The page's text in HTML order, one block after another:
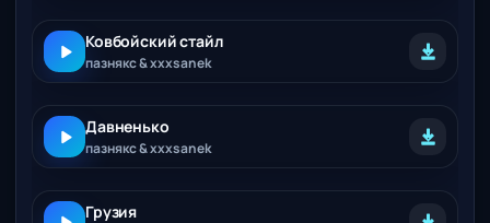
Ковбойский стайл
пазнякс & xxxsanek
Давненько
пазнякс & xxxsanek
Грузия